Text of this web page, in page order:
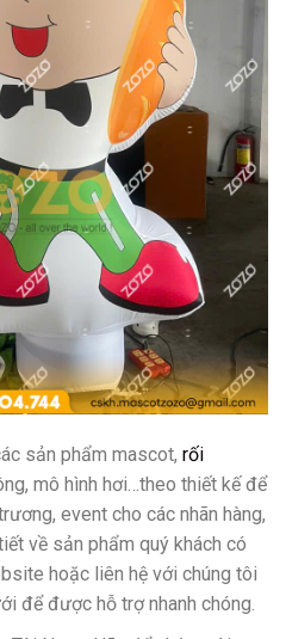
sản phẩm mascot, rối
mô hình hơi…theo thiết kế để
event cho các nhãn hàng,
về sản phẩm quý khách có
hoặc liên hệ với chúng tôi
để được hỗ trợ nhanh chóng.